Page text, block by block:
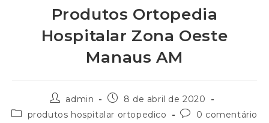
Produtos Ortopedia
Hospitalar Zona Oeste
Manaus AM
admin
8 de abril de 2020
produtos hospitalar ortopedico
0 comentário